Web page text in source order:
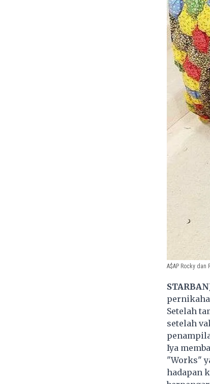
A$AP Rocky dan
Setelah
setelah
Iya
"Works"
hadapan